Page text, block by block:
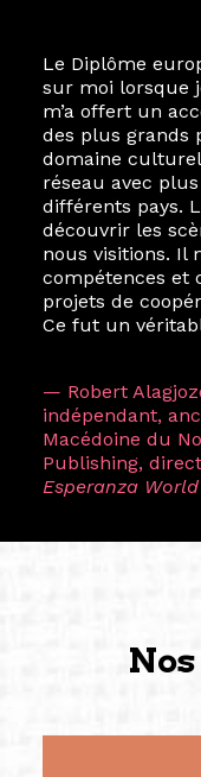
Le Diplôme
sur moi lorsque
m’a offert un
des plus grands
domaine
réseau avec
différents pays.
découvrir les
nous visitions. Il
compétences et
projets de
Ce fut un
— Robert
indépendant,
Macédoine du
Publishing,
Esperanza